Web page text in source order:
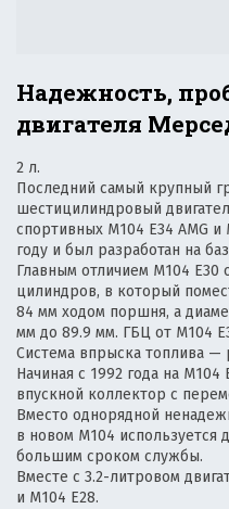
Надежность,
двигателя
2 л.
Последний самый крупный
шестицилиндровый
спортивных M104 E34 AMG и
году и был разработан на
Главным отличием М104 Е30
цилиндров, в который
84 мм ходом поршня, а
мм до 89.9 мм. ГБЦ от М104
Система впрыска топлива
Начиная с 1992 года на М104
впускной коллектор с
Вместо однорядной
в новом М104 используется
большим сроком службы.
Вместе с 3.2-литровом
и М104 Е28.